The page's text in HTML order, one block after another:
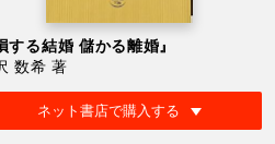
する結婚 儲かる離婚』
数希 著
ネット書店で購入する